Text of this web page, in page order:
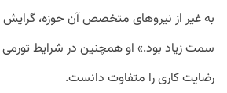
به غیر از نیروهای متخصص آن حوزه، گرایش
سمت زیاد بود.» او همچنین در شرایط
رضایت کاری را متفاوت دانست.